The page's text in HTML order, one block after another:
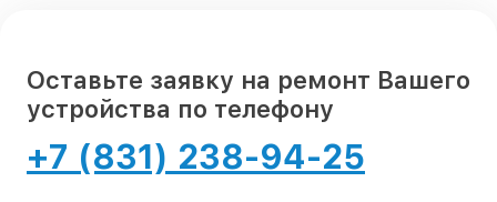
Оставьте заявку на ремонт Вашего
устройства по телефону
+7 (831) 238-94-25